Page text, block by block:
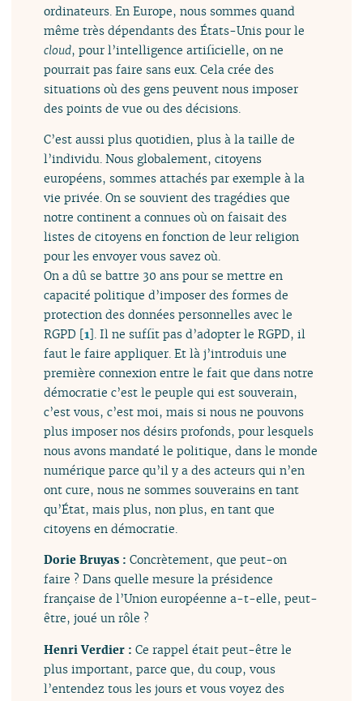
ordinateurs. En Europe, nous sommes quand
même très dépendants des États-Unis pour le
cloud, pour l’intelligence artificielle, on ne
pourrait pas faire sans eux. Cela crée des
situations où des gens peuvent nous imposer
des points de vue ou des décisions.
C’est aussi plus quotidien, plus à la taille de
l’individu. Nous globalement, citoyens
européens, sommes attachés par exemple à la
vie privée. On se souvient des tragédies que
notre continent a connues où on faisait des
listes de citoyens en fonction de leur religion
pour les envoyer vous savez où.
On a dû se battre 30 ans pour se mettre en
capacité politique d’imposer des formes de
protection des données personnelles avec le
RGPD [1]. Il ne suffit pas d’adopter le RGPD, il
faut le faire appliquer. Et là j’introduis une
première connexion entre le fait que dans notre
démocratie c’est le peuple qui est souverain,
c’est vous, c’est moi, mais si nous ne pouvons
plus imposer nos désirs profonds, pour lesquels
nous avons mandaté le politique, dans le monde
numérique parce qu’il y a des acteurs qui n’en
ont cure, nous ne sommes souverains en tant
qu’État, mais plus, non plus, en tant que
citoyens en démocratie.
Dorie Bruyas :Concrètement, que peut-on
faire ? Dans quelle mesure la présidence
française de l’Union européenne a-t-elle, peut-
être, joué un rôle ?
Henri Verdier :Ce rappel était peut-être le
plus important, parce que, du coup, vous
l’entendez tous les jours et vous voyez des